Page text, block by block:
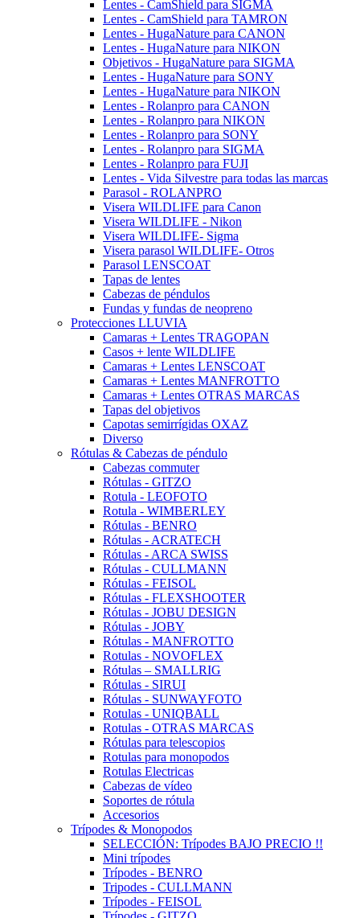
Lentes - CamShield para SIGMA
Lentes - CamShield para TAMRON
Lentes - HugaNature para CANON
Lentes - HugaNature para NIKON
Objetivos - HugaNature para SIGMA
Lentes - HugaNature para SONY
Lentes - HugaNature para NIKON
Lentes - Rolanpro para CANON
Lentes - Rolanpro para NIKON
Lentes - Rolanpro para SONY
Lentes - Rolanpro para SIGMA
Lentes - Rolanpro para FUJI
Lentes - Vida Silvestre para todas las marcas
Parasol - ROLANPRO
Visera WILDLIFE para Canon
Visera WILDLIFE - Nikon
Visera WILDLIFE- Sigma
Visera parasol WILDLIFE- Otros
Parasol LENSCOAT
Tapas de lentes
Cabezas de péndulos
Fundas y fundas de neopreno
Protecciones LLUVIA
Camaras + Lentes TRAGOPAN
Casos + lente WILDLIFE
Camaras + Lentes LENSCOAT
Camaras + Lentes MANFROTTO
Camaras + Lentes OTRAS MARCAS
Tapas del objetivos
Capotas semirrígidas OXAZ
Diverso
Rótulas & Cabezas de péndulo
Cabezas commuter
Rótulas - GITZO
Rotula - LEOFOTO
Rotula - WIMBERLEY
Rótulas - BENRO
Rótulas - ACRATECH
Rótulas - ARCA SWISS
Rótulas - CULLMANN
Rótulas - FEISOL
Rótulas - FLEXSHOOTER
Rótulas - JOBU DESIGN
Rótulas - JOBY
Rótulas - MANFROTTO
Rotulas - NOVOFLEX
Rótulas – SMALLRIG
Rótulas - SIRUI
Rótulas - SUNWAYFOTO
Rotulas - UNIQBALL
Rotulas - OTRAS MARCAS
Rótulas para telescopios
Rotulas para monopodos
Rotulas Electricas
Cabezas de vídeo
Soportes de rótula
Accesorios
Trípodes & Monopodos
SELECCIÓN: Trípodes BAJO PRECIO !!
Mini trípodes
Trípodes - BENRO
Tripodes - CULLMANN
Trípodes - FEISOL